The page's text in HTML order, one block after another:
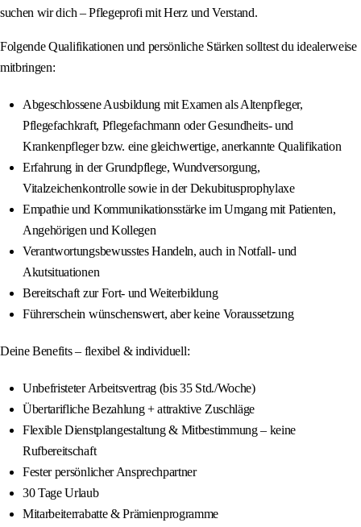
suchen wir dich – Pflegeprofi mit Herz und Verstand.
Folgende Qualifikationen und persönliche Stärken solltest du idealerweise
mitbringen:
Abgeschlossene Ausbildung mit Examen als Altenpfleger,
Pflegefachkraft, Pflegefachmann oder Gesundheits- und
Krankenpfleger bzw. eine gleichwertige, anerkannte Qualifikation
Erfahrung in der Grundpflege, Wundversorgung,
Vitalzeichenkontrolle sowie in der Dekubitusprophylaxe
Empathie und Kommunikationsstärke im Umgang mit Patienten,
Angehörigen und Kollegen
Verantwortungsbewusstes Handeln, auch in Notfall- und
Akutsituationen
Bereitschaft zur Fort- und Weiterbildung
Führerschein wünschenswert, aber keine Voraussetzung
Deine Benefits – flexibel & individuell:
Unbefristeter Arbeitsvertrag (bis 35 Std./Woche)
Übertarifliche Bezahlung + attraktive Zuschläge
Flexible Dienstplangestaltung & Mitbestimmung – keine
Rufbereitschaft
Fester persönlicher Ansprechpartner
30 Tage Urlaub
Mitarbeiterrabatte & Prämienprogramme